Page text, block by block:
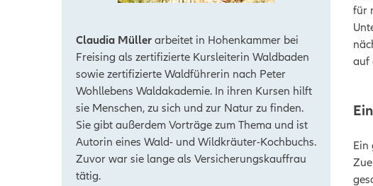
Claudia Müller arbeitet in Hohenkammer bei
Freising als zertifizierte Kursleiterin Waldbaden
sowie zertifizierte Waldführerin nach Peter
Wohllebens Waldakademie. In ihren Kursen hilft
sie Menschen, zu sich und zur Natur zu finden.
Sie gibt außerdem Vorträge zum Thema und ist
Autorin eines Wald- und Wildkräuter-Kochbuchs.
Zuvor war sie lange als Versicherungskauffrau
tätig.
für
auf
Ein